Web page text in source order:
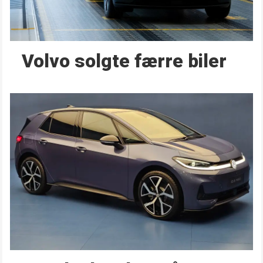
Volvo solgte færre biler